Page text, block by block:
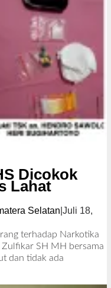
Dicokok
Lahat
Selatan Juli 18,
terhadap Narkotika
Zulfikar SH MH bersama
dan tidak ada